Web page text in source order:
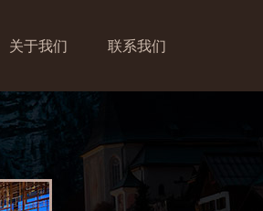
关于我们 联系我们